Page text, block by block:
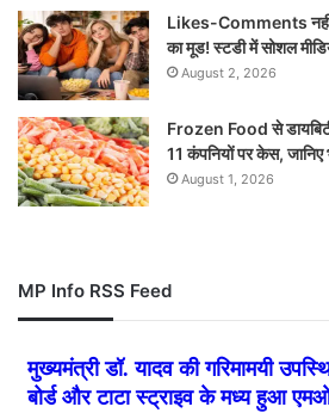
Likes-Comments नहीं
का मूड! स्टडी में सोशल
August 2, 2026
Frozen Food से
11 कंपनियों पर केस, जानिए
August 1, 2026
MP Info RSS Feed